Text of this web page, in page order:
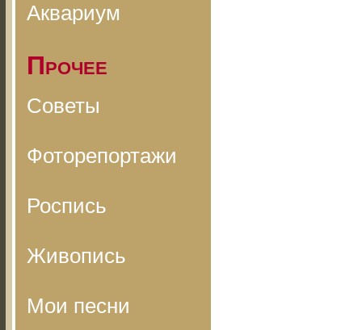
Аквариум
Прочее
Советы
Фоторепортажи
Роспись
Живопись
Мои песни